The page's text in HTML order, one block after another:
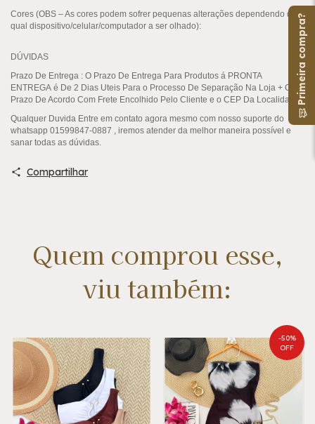
Primeira compra?
Cores (OBS – As cores podem sofrer pequenas alterações dependendo de
qual dispositivo/celular/computador a ser olhado):
DÚVIDAS
Prazo De Entrega : O Prazo De Entrega Para Produtos á PRONTA
ENTREGA é De 2 Dias Uteis Para o Processo De Separação Na Loja + O
Prazo De Acordo Com Frete Encolhido Pelo Cliente e o CEP Da Localidade .
Qualquer Duvida Entre em contato agora mesmo com nosso suporte do
whatsapp 01599847-0887 , iremos atender da melhor maneira possível e
sanar todas as dúvidas.
Compartilhar
Quem comprou esse,
viu também:
-50%
OFF